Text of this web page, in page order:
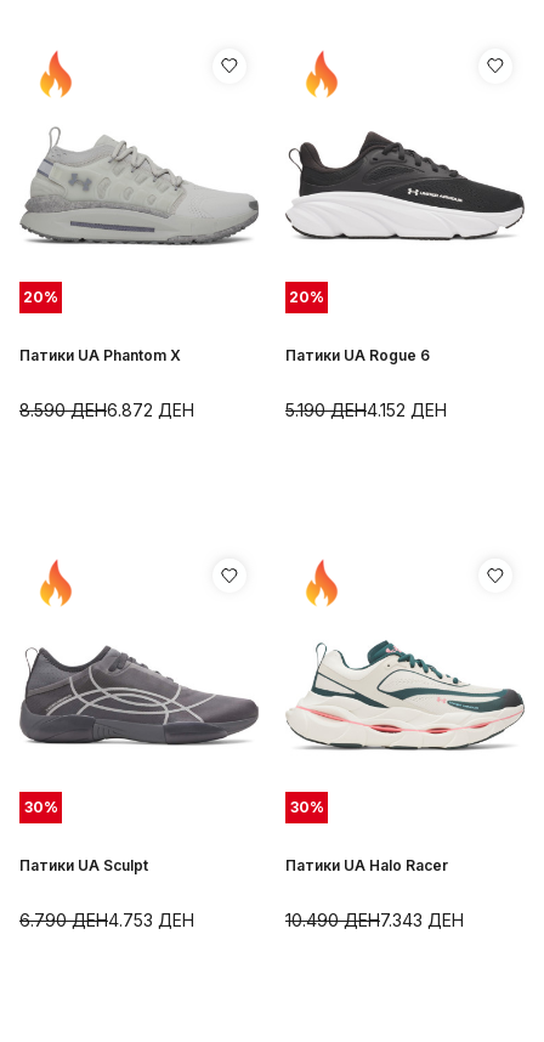
20%
Патики UA Phantom X
6.872 ДЕН
8.590ДЕН
20%
Патики UA Rogue 6
4.152 ДЕН
5.190ДЕН
30%
Патики UA Sculpt
4.753 ДЕН
6.790ДЕН
30%
Патики UA Halo Racer
7.343 ДЕН
10.490ДЕН